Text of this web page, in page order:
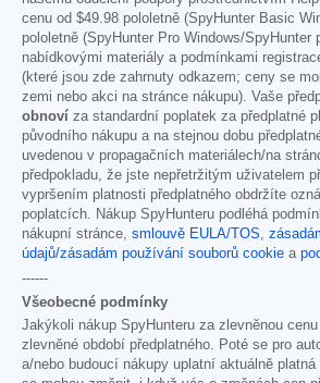
cenu od $49.98 pololetně (SpyHunter Basic
pololetně (SpyHunter Pro Windows/SpyHunter
nabídkovými materiály a podmínkami
(které jsou zde zahrnuty odkazem; ceny se
zemi nebo akci na stránce nákupu). Vaše
obnoví za standardní poplatek za předplatné
původního nákupu a na stejnou dobu
uvedenou v propagačních materiálech/na
předpokladu, že jste nepřetržitým uživatelem
vypršením platnosti předplatného obdržíte
poplatcích. Nákup SpyHunteru podléhá
nákupní stránce, smlouvě EULA/TOS,
údajů/zásadám používání souborů cookie a
------
Všeobecné podmínky
Jakýkoli nákup SpyHunteru za zlevněnou
zlevněné období předplatného. Poté se pro
a/nebo budoucí nákupy uplatní aktuálně